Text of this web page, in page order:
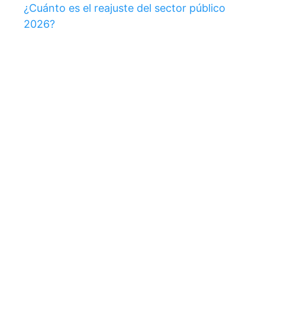
¿Cuánto es el reajuste del sector público
2026?